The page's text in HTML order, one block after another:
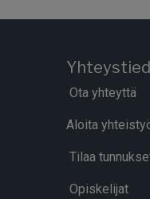
Ota yhteyttä
Aloita
Tilaa
Opiskelijat